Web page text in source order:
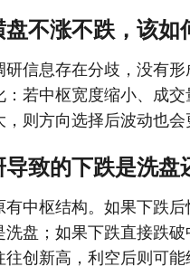
不涨不跌，该如
研信息存在分歧，没有
：若中枢宽度缩小、成
则方向选择后波动也会
致的下跌是洗盘
有中枢结构。如果下跌
洗盘；如果下跌直接跌
创新高，利空后则可能